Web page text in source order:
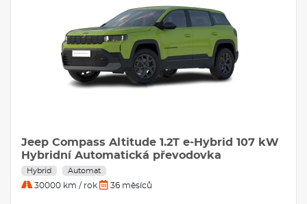
Jeep Compass Altitude 1.2T e-Hybrid 107 kW
Hybridní Automatická převodovka
Hybrid Automat
30000 km / rok 36 měsíců